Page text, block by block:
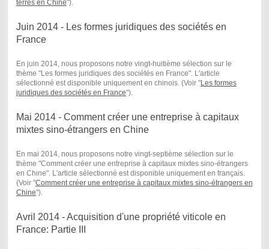
terres en Chine") .
Juin 2014 - Les formes juridiques des sociétés en
France
En juin 2014, nous proposons notre vingt-huitième sélection sur le
thème "Les formes juridiques des sociétés en France". L'article
sélectionné est disponible uniquement en chinois. (Voir "Les formes
juridiques des sociétés en France") .
Mai 2014 - Comment créer une entreprise à capitaux
mixtes sino-étrangers en Chine
En mai 2014, nous proposons notre vingt-septième sélection sur le
thème "Comment créer une entreprise à capitaux mixtes sino-étrangers
en Chine". L'article sélectionné est disponible uniquement en français.
(Voir "Comment créer une entreprise à capitaux mixtes sino-étrangers en
Chine") .
Avril 2014 - Acquisition d'une propriété viticole en
France: Partie III